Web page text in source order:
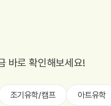
바로 확인해보세요!
조기유학/캠프 아트유학